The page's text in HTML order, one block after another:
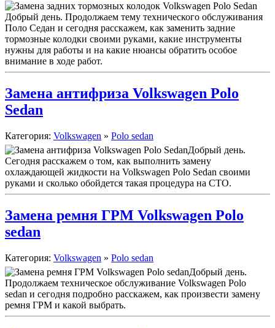
Добрый день. Продолжаем тему технического обслуживания
Поло Седан и сегодня расскажем, как заменить задние
тормозные колодки своими руками, какие инструменты
нужны для работы и на какие нюансы обратить особое
внимание в ходе работ.
Замена антифриза Volkswagen Polo
Sedan
Категория: Volkswagen » Polo sedan
Добрый день.
Сегодня расскажем о том, как выполнить замену
охлаждающей жидкости на Volkswagen Polo Sedan своими
руками и сколько обойдется такая процедура на СТО.
Замена ремня ГРМ Volkswagen Polo
sedan
Категория: Volkswagen » Polo sedan
Добрый день.
Продолжаем техническое обслуживание Volkswagen Polo
sedan и сегодня подробно расскажем, как произвести замену
ремня ГРМ и какой выбрать.